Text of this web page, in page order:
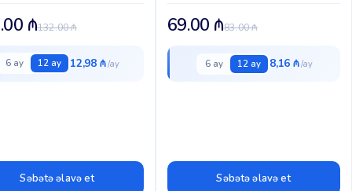
Mbps RJ45 Uplink...
132.00₼
₼
6 ay 12 ay 12,98 ₼
Səbətə əlavə et
83.00₼
69.00 ₼
6 ay 12 ay 8,16 ₼
Səbətə əlavə et